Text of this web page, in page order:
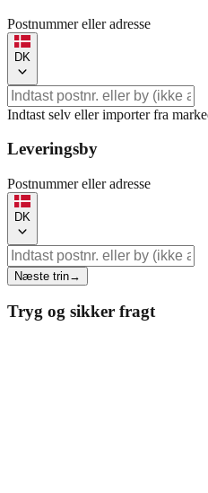
Postnummer eller adresse
DK
Indtast selv eller importer fra
Leveringsby
Postnummer eller adresse
DK
Næste trin→
Tryg og sikker fragt